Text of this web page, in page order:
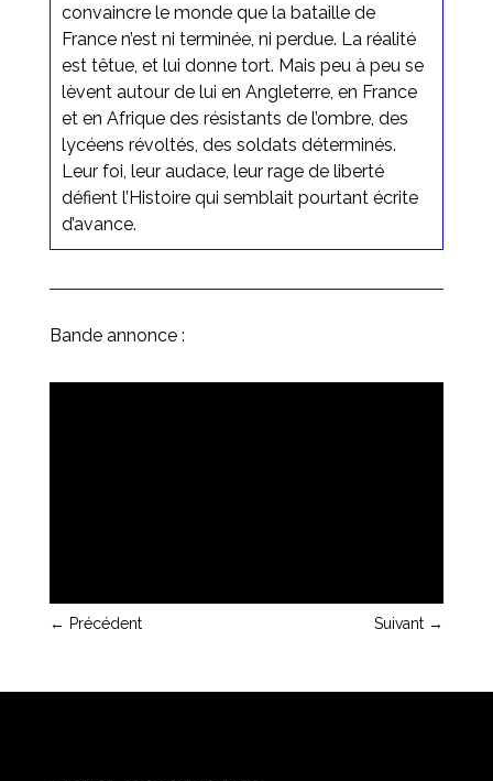
convaincre le monde que la bataille de
France n’est ni terminée, ni perdue. La réalité
est têtue, et lui donne tort. Mais peu à peu se
lèvent autour de lui en Angleterre, en France
et en Afrique des résistants de l’ombre, des
lycéens révoltés, des soldats déterminés.
Leur foi, leur audace, leur rage de liberté
défient l’Histoire qui semblait pourtant écrite
d’avance.
Bande annonce :
← Précédent Suivant →